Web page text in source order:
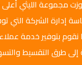
مجموعة الليثي
إدارة الشركة التي
نقوم بتوفير خدمة
إلى طرق التقسيط